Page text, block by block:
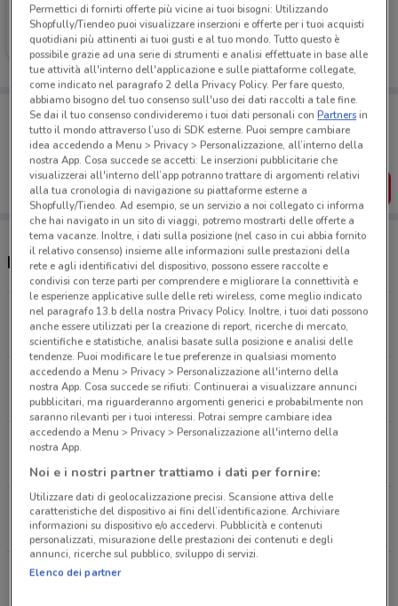
Foxy
Scade giovedì 575 m
Porta DoveConviene sempre con te!
Puoi trovare le migliori offerte dei negozi vicino a te,
salvarle e creare la tua lista del risparmio, comodamente
dal tuo cellulare.
SCARICA L’APP
Negozi Foxy a Enna
Via Lombardia, 21 Enna
574 m
CHIUSO
Viale Della Regione Siciliana, 21 Enna
851 m
CHIUSO
Via A. Manzoni 21 Enna
870 m
CHIUSO
Via Aidone, 5 Enna
1 km
CHIUSO
Via Pergusina, 19 Enna
Permettici di fornirti offerte più vicine ai tuoi bisogni: Utilizzando
Shopfully/Tiendeo puoi visualizzare inserzioni e offerte per i tuoi acquisti
quotidiani più attinenti ai tuoi gusti e al tuo mondo. Tutto questo è
possibile grazie ad una serie di strumenti e analisi effettuate in base alle
tue attività all'interno dell'applicazione e sulle piattaforme collegate,
come indicato nel paragrafo 2 della Privacy Policy. Per fare questo,
abbiamo bisogno del tuo consenso sull'uso dei dati raccolti a tale fine.
Se dai il tuo consenso condivideremo i tuoi dati personali conPartnersin
tutto il mondo attraverso l’uso di SDK esterne. Puoi sempre cambiare
idea accedendo a Menu > Privacy > Personalizzazione, all’interno della
nostra App. Cosa succede se accetti: Le inserzioni pubblicitarie che
visualizzerai all'interno dell’app potranno trattare di argomenti relativi
alla tua cronologia di navigazione su piattaforme esterne a
Shopfully/Tiendeo. Ad esempio, se un servizio a noi collegato ci informa
che hai navigato in un sito di viaggi, potremo mostrarti delle offerte a
tema vacanze. Inoltre, i dati sulla posizione (nel caso in cui abbia fornito
il relativo consenso) insieme alle informazioni sulle prestazioni della
rete e agli identificativi del dispositivo, possono essere raccolte e
condivisi con terze parti per comprendere e migliorare la connettività e
le esperienze applicative sulle delle reti wireless, come meglio indicato
nel paragrafo 13.b della nostra Privacy Policy. Inoltre, i tuoi dati possono
anche essere utilizzati per la creazione di report, ricerche di mercato,
scientifiche e statistiche, analisi basate sulla posizione e analisi delle
tendenze. Puoi modificare le tue preferenze in qualsiasi momento
accedendo a Menu > Privacy > Personalizzazione all'interno della
nostra App. Cosa succede se rifiuti: Continuerai a visualizzare annunci
pubblicitari, ma riguarderanno argomenti generici e probabilmente non
saranno rilevanti per i tuoi interessi. Potrai sempre cambiare idea
accedendo a Menu > Privacy > Personalizzazione all'interno della
nostra App.
Noi e i nostri partner trattiamo i dati per fornire:
Utilizzare dati di geolocalizzazione precisi. Scansione attiva delle
caratteristiche del dispositivo ai fini dell’identificazione. Archiviare
informazioni su dispositivo e/o accedervi. Pubblicità e contenuti
personalizzati, misurazione delle prestazioni dei contenuti e degli
annunci, ricerche sul pubblico, sviluppo di servizi.
Elenco dei partner